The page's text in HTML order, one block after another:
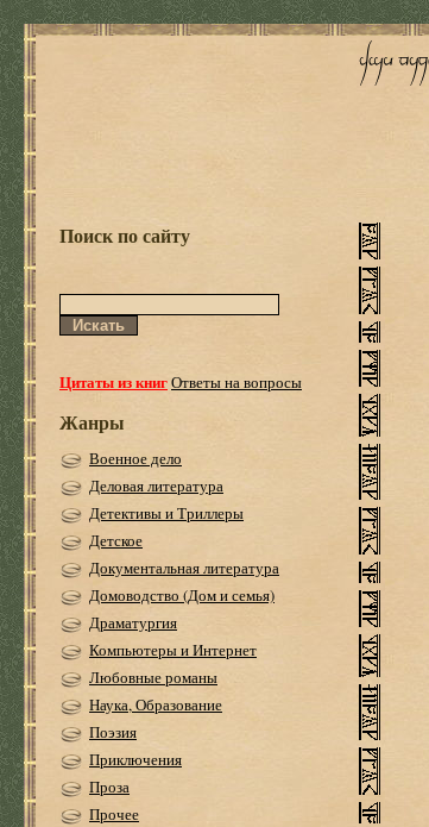
Поиск по сайту
Цитаты из книгОтветы на вопросы
Жанры
Военное дело
Деловая литература
Детективы и Триллеры
Детское
Документальная литература
Домоводство (Дом и семья)
Драматургия
Компьютеры и Интернет
Любовные романы
Наука, Образование
Поэзия
Приключения
Проза
Прочее